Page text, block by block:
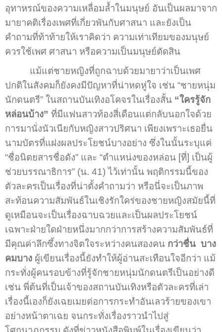
อุทาหรณ์ของความเหลื่อมล้ำในมนุษย์ อันเป็นผลมาจาก
มายาคติเรื่องเพศที่เกี่ยวพันกับศาสนา และยังเป็น
คำถามที่ท้าท้ายให้เราคิดว่า ความเท่าเทียมของมนุษย์
ควรใช้เพศ ศาสนา หรือความเป็นมนุษย์ตัดสิน
แม้แต่ชายหญิงที่ถูกฉาบด้วยมายาว่าเป็นเพศ
ปกติในสังคมก็ยังคงมีปัญหาที่น่าหดหู่ใจ เช่น “ชายหนุ่ม
นักดนตรี” ในสถานบันเทิงอโคจรในเรื่องสั้น “ใครรู้จัก
หล่อนบ้าง” ที่มีแฟนสาวท้องสี่เดือนแต่กลับนอกใจด้วย
การมานั่งนัวเนียกับหญิงสาวปริศนา เพียงเพราะเธอยื่น
นามบัตรที่แฝงผลประโยชน์บางอย่าง ซึ่งในนั้นระบุแค่
“ชื่อนิตยสารชื่อดัง” และ “ตำแหน่งของหล่อน [ที่] เป็นผู้
ช่วยบรรณาธิการ” (น. 41) ไว้เท่านั้น พฤติกรรมนี้ของ
ตัวละครเป็นเรื่องที่น่าตั้งคำถามว่า หรือนี่จะเป็นภาพ
สะท้อนความสัมพันธ์ในเชิงรักใคร่ของชายหญิงสมัยนี้ที่
ดูเหมือนจะเป็นเรื่องฉาบฉวยและเป็นผลประโยชน์
เฉพาะฝ่ายใดฝ่ายหนึ่งมากกว่าการสร้างความสัมพันธ์ที่
มีคุณค่าลึกซึ้งทางจิตใจระหว่างคนสองคน กว่าชื่น บาง
คมบาง ผู้เขียนเรื่องนี้ยังทำให้ผู้อ่านสะเทือนใจอีกว่า แม้
กระทั่งผู้คนรอบข้างที่รู้จักชายหนุ่มนักดนตรีเป็นอย่างดี
เช่น พี่ต้นที่เป็นเจ้าของสถานบันเทิงหรือตัวละครที่เล่า
เรื่องนี้เองก็ยังเฉยเมยต่อการกระทำอันเลวร้ายของเขา
อย่างหน้าตาเฉย จนกระทั่งเรื่องราวนำไปสู่